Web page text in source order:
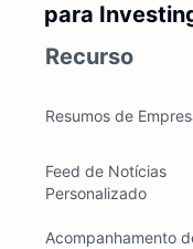
para
Recurso
Resumos de
Feed de Notícias
Personalizado
Acompanhamento